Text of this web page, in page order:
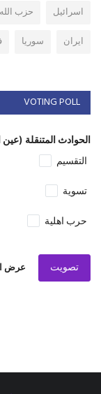
اسرائيل
حزب الله
ايران
سوريا
VOTING POLL
الحوادث المتنقلة
التقسيم
تسوية
حرب اهلية
تصويت عرض